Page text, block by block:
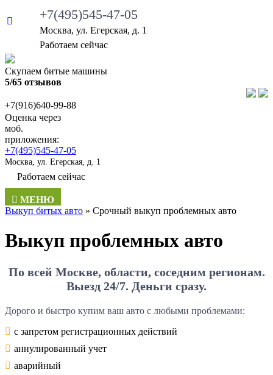
+7(495)545-47-05
Москва, ул. Егерская, д. 1
Работаем сейчас
Скупаем битые машины
5/65 отзывов
+7(916)640-99-88
Оценка через
моб.
приложения:
+7(495)545-47-05
Москва, ул. Егерская, д. 1
Работаем сейчас
МЕНЮ
Выкуп битых авто » Срочный выкуп проблемных авто
Выкуп проблемных авто
По всей Москве, области, соседним регионам.
Выезд 24/7. Деньги сразу.
Дорого и быстро купим ваш авто с любыми проблемами:
с запретом регистрационных действий
аннулированный учет
аварийный